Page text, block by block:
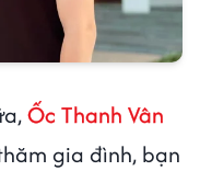
Ốc Thanh Vân
gia đình, bạn